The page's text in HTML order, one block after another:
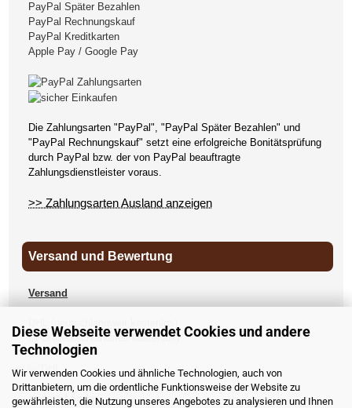
Diese Webseite verwendet Cookies und andere
Technologien
Wir verwenden Cookies und ähnliche Technologien, auch von
Drittanbietern, um die ordentliche Funktionsweise der Website zu
gewährleisten, die Nutzung unseres Angebotes zu analysieren und Ihnen
PayPal Später Bezahlen
PayPal Rechnungskauf
PayPal Kreditkarten
Apple Pay / Google Pay
Die Zahlungsarten "PayPal", "PayPal Später Bezahlen" und
"PayPal Rechnungskauf" setzt eine erfolgreiche Bonitätsprüfung
durch PayPal bzw. der von PayPal beauftragte
Zahlungsdienstleister voraus.
>> Zahlungsarten Ausland anzeigen
Versand und Bewertung
Versand
DHL (deutschlandweit kostenlos)
DPD (deutschlandweit kostenlos)
UPS
andere Länder